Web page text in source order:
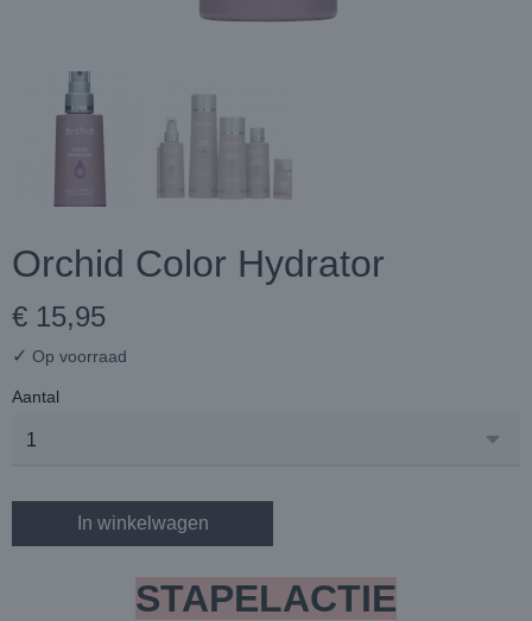
Orchid Color Hydrator
€ 15,95
✓ Op voorraad
Aantal
In winkelwagen
STAPELACTIE